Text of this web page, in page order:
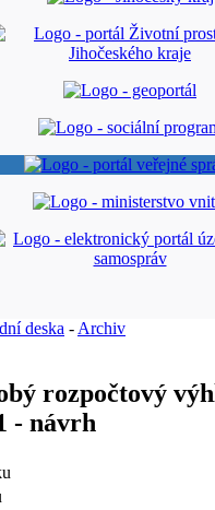
deska - Archiv
rozpočtový
- návrh